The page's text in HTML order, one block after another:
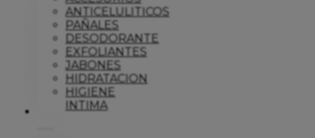
ANTICELULITICOS
PAÑALES
DESODORANTE
EXFOLIANTES
JABONES
HIDRATACION
HIGIENE
INTIMA
Dermo